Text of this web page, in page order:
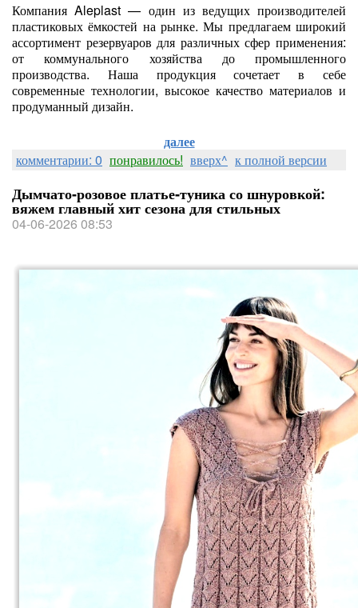
Компания Aleplast — один из ведущих производителей
пластиковых ёмкостей на рынке. Мы предлагаем широкий
ассортимент резервуаров для различных сфер применения:
от коммунального хозяйства до промышленного
производства. Наша продукция сочетает в себе
современные технологии, высокое качество материалов и
продуманный дизайн.
далее
комментарии: 0 понравилось! вверх^ к полной версии
Дымчато‑розовое платье‑туника со шнуровкой:
вяжем главный хит сезона для стильных
04-06-2026 08:53